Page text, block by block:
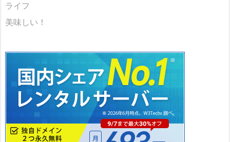
ライフ
美味しい！